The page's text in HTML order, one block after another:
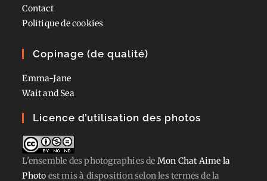
Contact
Politique de cookies
Copinage (de qualité)
Emma-Jane
Wait and Sea
Licence d’utilisation des photos
L'ensemble des photographiesde Mon Chat Aime la
Photo est mis à disposition selon les termes de la